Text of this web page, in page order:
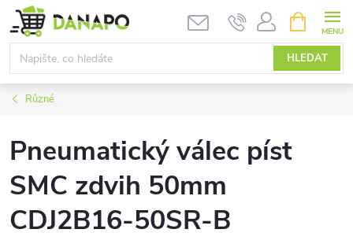
Přejít
na
obsah
HLEDAT
NÁKUPNÍ
KOŠÍK
Různé
Pneumatický válec píst
SMC zdvih 50mm
CDJ2B16-50SR-B